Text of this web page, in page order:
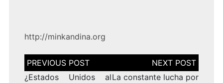
http://minkandina.org
Navegación
de
entradas
¿Estados Unidos alLa constante lucha por